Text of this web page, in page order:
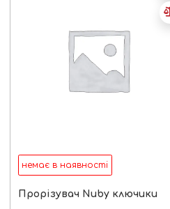
немає в наявності
Прорізувач Nuby ключики